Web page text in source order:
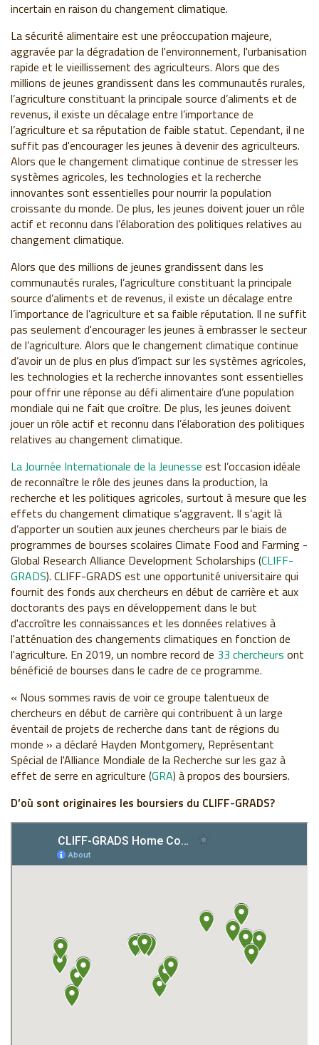
incertain en raison du changement climatique.
La sécurité alimentaire est une préoccupation majeure,
aggravée par la dégradation de l'environnement, l'urbanisation
rapide et le vieillissement des agriculteurs. Alors que des
millions de jeunes grandissent dans les communautés rurales,
l’agriculture constituant la principale source d’aliments et de
revenus, il existe un décalage entre l’importance de
l’agriculture et sa réputation de faible statut. Cependant, il ne
suffit pas d'encourager les jeunes à devenir des agriculteurs.
Alors que le changement climatique continue de stresser les
systèmes agricoles, les technologies et la recherche
innovantes sont essentielles pour nourrir la population
croissante du monde. De plus, les jeunes doivent jouer un rôle
actif et reconnu dans l’élaboration des politiques relatives au
changement climatique.
Alors que des millions de jeunes grandissent dans les
communautés rurales, l’agriculture constituant la principale
source d’aliments et de revenus, il existe un décalage entre
l’importance de l’agriculture et sa faible réputation. Il ne suffit
pas seulement d'encourager les jeunes à embrasser le secteur
de l’agriculture. Alors que le changement climatique continue
d’avoir un de plus en plus d’impact sur les systèmes agricoles,
les technologies et la recherche innovantes sont essentielles
pour offrir une réponse au défi alimentaire d’une population
mondiale qui ne fait que croître. De plus, les jeunes doivent
jouer un rôle actif et reconnu dans l’élaboration des politiques
relatives au changement climatique.
La Journée Internationale de la Jeunesse est l’occasion idéale
de reconnaître le rôle des jeunes dans la production, la
recherche et les politiques agricoles, surtout à mesure que les
effets du changement climatique s’aggravent. Il s’agit là
d’apporter un soutien aux jeunes chercheurs par le biais de
programmes de bourses scolaires Climate Food and Farming -
Global Research Alliance Development Scholarships (CLIFF-
GRADS). CLIFF-GRADS est une opportunité universitaire qui
fournit des fonds aux chercheurs en début de carrière et aux
doctorants des pays en développement dans le but
d'accroître les connaissances et les données relatives à
l'atténuation des changements climatiques en fonction de
l'agriculture. En 2019, un nombre record de 33 chercheurs ont
bénéficié de bourses dans le cadre de ce programme.
« Nous sommes ravis de voir ce groupe talentueux de
chercheurs en début de carrière qui contribuent à un large
éventail de projets de recherche dans tant de régions du
monde » a déclaré Hayden Montgomery, Représentant
Spécial de l'Alliance Mondiale de la Recherche sur les gaz à
effet de serre en agriculture (GRA) à propos des boursiers.
D’où sont originaires les boursiers du CLIFF-GRADS?